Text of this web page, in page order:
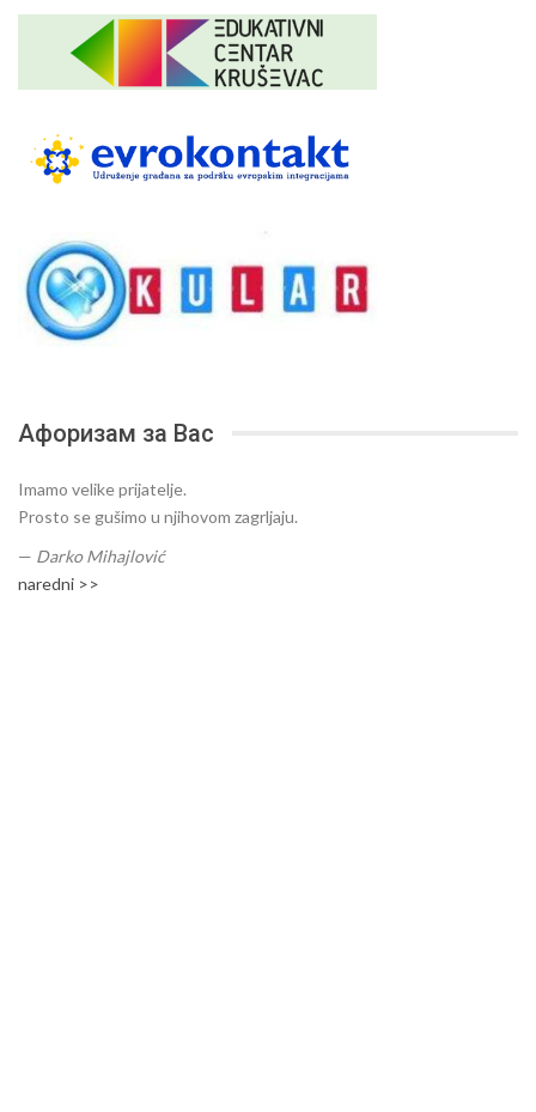
Афоризам за Вас
Imamo velike prijatelje.
Prosto se gušimo u njihovom zagrljaju.
— Darko Mihajlović
naredni >>